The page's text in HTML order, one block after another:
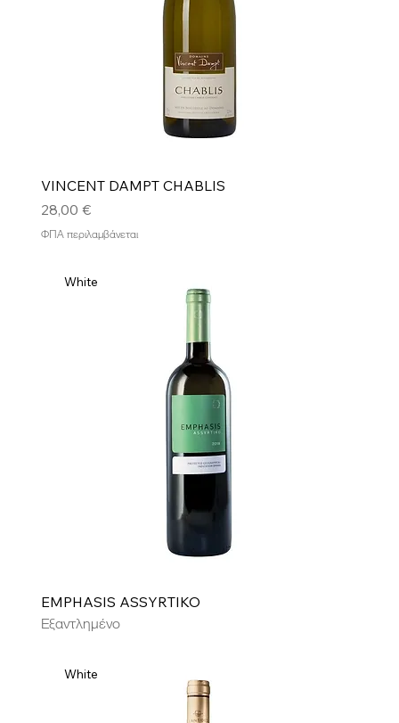
VINCENT DAMPT CHABLIS
Τιμή
28,00 €
ΦΠΑ περιλαμβάνεται
White
EMPHASIS ASSYRTIKO
Εξαντλημένο
White